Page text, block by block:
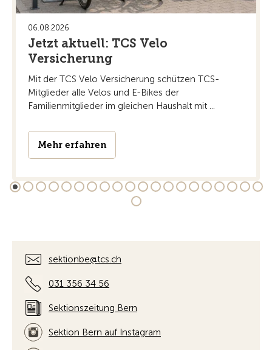
06.08.2026
Jetzt aktuell: TCS Velo
Versicherung
Mit der TCS Velo Versicherung schützen TCS-
Mitglieder alle Velos und E-Bikes der
Familienmitglieder im gleichen Haushalt mit ...
Mehr erfahren
sektionbe@tcs.ch
031 356 34 56
Sektionszeitung Bern
Sektion Bern auf Instagram